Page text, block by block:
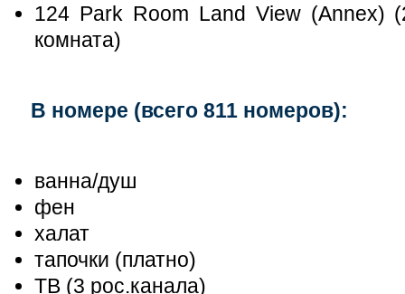
124 Park Room Lаnd View (Annex)
комната)
В номере (всего 811 номеров):
ванна/душ
фен
халат
тапочки (платно)
ТВ (3 рос.канала)